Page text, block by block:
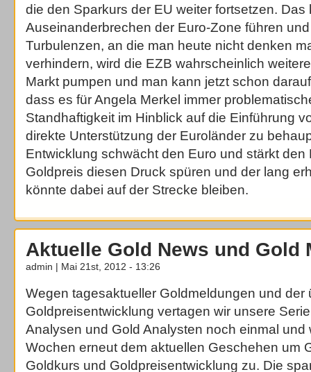
die den Sparkurs der EU weiter fortsetzen. Das
Auseinanderbrechen der Euro-Zone führen
Turbulenzen, an die man heute nicht denken
verhindern, wird die EZB wahrscheinlich
Markt pumpen und man kann jetzt schon
dass es für Angela Merkel immer
Standhaftigkeit im Hinblick auf die Einführung
direkte Unterstützung der Euroländer zu
Entwicklung schwächt den Euro und stärkt den
Goldpreis diesen Druck spüren und der lang
könnte dabei auf der Strecke bleiben.
Aktuelle Gold News und Gold
admin | Mai 21st, 2012 - 13:26
Wegen tagesaktueller Goldmeldungen und der
Goldpreisentwicklung vertagen wir unsere
Analysen und Gold Analysten noch einmal und
Wochen erneut dem aktuellen Geschehen um
Goldkurs und Goldpreisentwicklung zu. Die